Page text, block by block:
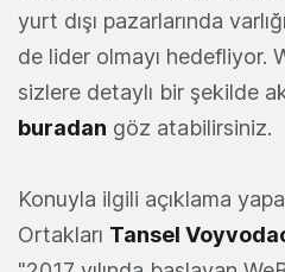
yurt dışı pazarlarında
de lider olmayı hedefliyor.
sizlere detaylı bir şekilde
buradan göz atabilirsiniz.
Konuyla ilgili açıklama
Ortakları Tansel